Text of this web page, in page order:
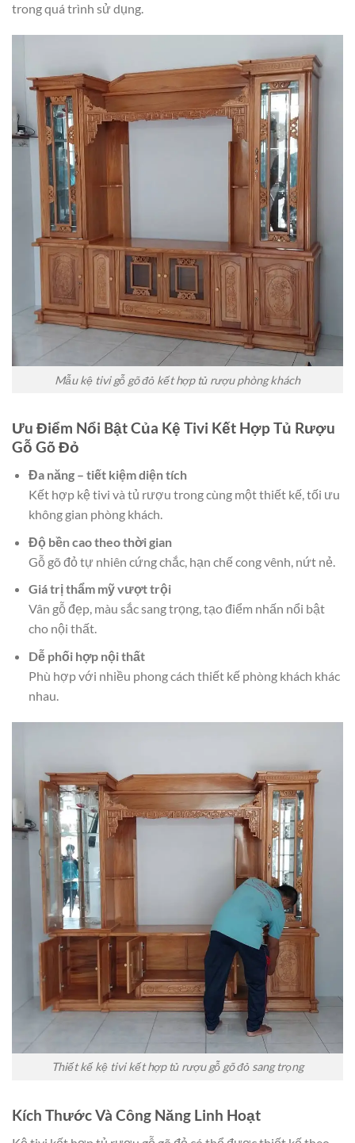
trong quá trình sử dụng.
Mẫu kệ tivi gỗ gõ đỏ kết hợp tủ rượu phòng khách
Ưu Điểm Nổi Bật Của Kệ Tivi Kết Hợp Tủ Rượu
Gỗ Gõ Đỏ
Đa năng – tiết kiệm diện tích
Kết hợp kệ tivi và tủ rượu trong cùng một thiết kế, tối ưu
không gian phòng khách.
Độ bền cao theo thời gian
Gỗ gõ đỏ tự nhiên cứng chắc, hạn chế cong vênh, nứt nẻ.
Giá trị thẩm mỹ vượt trội
Vân gỗ đẹp, màu sắc sang trọng, tạo điểm nhấn nổi bật
cho nội thất.
Dễ phối hợp nội thất
Phù hợp với nhiều phong cách thiết kế phòng khách khác
nhau.
Thiết kế kệ tivi kết hợp tủ rượu gỗ gõ đỏ sang trọng
Kích Thước Và Công Năng Linh Hoạt